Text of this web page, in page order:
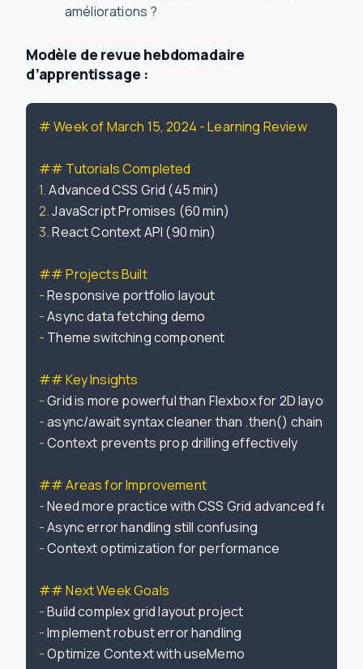
améliorations ?
Modèle de revue hebdomadaire
d’apprentissage :
# Week of March 15, 2024 - Learning Review
## Tutorials Completed
1.
2.
3. React Context API (90 min)
## Projects Built
-
-
- Theme switching component
## Key Insights
-
-
- Context prevents prop drilling effectively
## Areas for Improvement
-
-
- Context optimization for performance
## Next Week Goals
-
-
-